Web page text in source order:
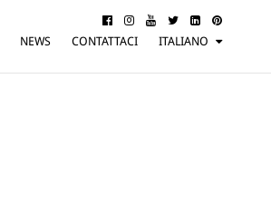
NEWS CONTATTACI
ITALIANO